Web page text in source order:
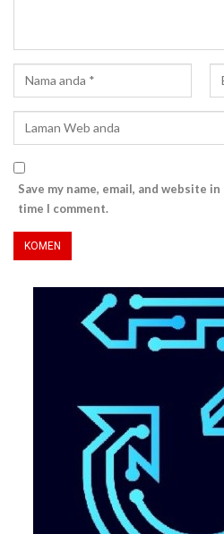
Save my name, email, and website
time I comment.